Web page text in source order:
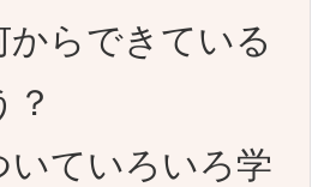
からできている
？
いていろいろ学